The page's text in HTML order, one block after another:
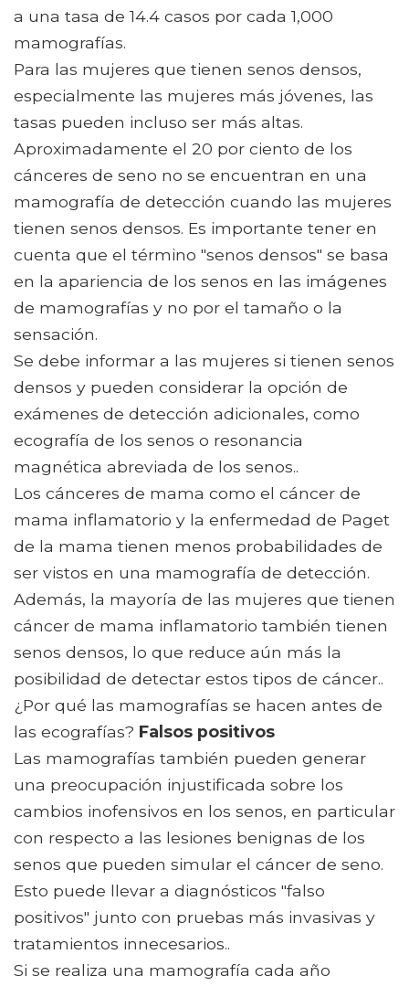
a una tasa de 14.4 casos por cada 1,000
mamografías.
Para las mujeres que tienen senos densos,
especialmente las mujeres más jóvenes, las
tasas pueden incluso ser más altas.
Aproximadamente el 20 por ciento de los
cánceres de seno no se encuentran en una
mamografía de detección cuando las mujeres
tienen senos densos. Es importante tener en
cuenta que el término "senos densos" se basa
en la apariencia de los senos en las imágenes
de mamografías y no por el tamaño o la
sensación.
Se debe informar a las mujeres si tienen senos
densos y pueden considerar la opción de
exámenes de detección adicionales, como
ecografía de los senos o resonancia
magnética abreviada de los senos..
Los cánceres de mama como el cáncer de
mama inflamatorio y la enfermedad de Paget
de la mama tienen menos probabilidades de
ser vistos en una mamografía de detección.
Además, la mayoría de las mujeres que tienen
cáncer de mama inflamatorio también tienen
senos densos, lo que reduce aún más la
posibilidad de detectar estos tipos de cáncer..
¿Por qué las mamografías se hacen antes de
las ecografías? Falsos positivos
Las mamografías también pueden generar
una preocupación injustificada sobre los
cambios inofensivos en los senos, en particular
con respecto a las lesiones benignas de los
senos que pueden simular el cáncer de seno.
Esto puede llevar a diagnósticos "falso
positivos" junto con pruebas más invasivas y
tratamientos innecesarios..
Si se realiza una mamografía cada año